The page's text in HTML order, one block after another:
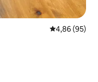
4,86 (95)